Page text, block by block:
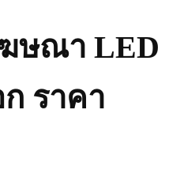
ษณา LED
ราคา